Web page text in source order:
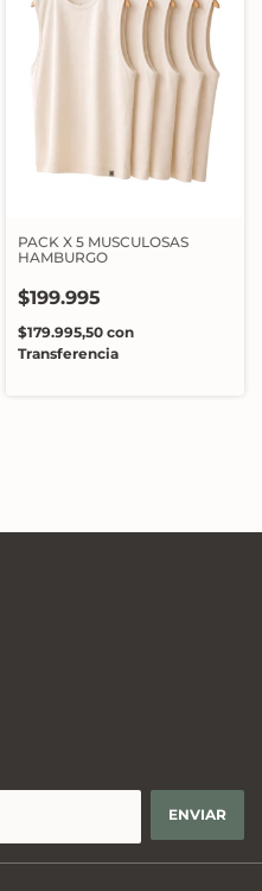
PACK X 5 MUSCULOSAS
HAMBURGO
$199.995
$179.995,50 con
Transferencia